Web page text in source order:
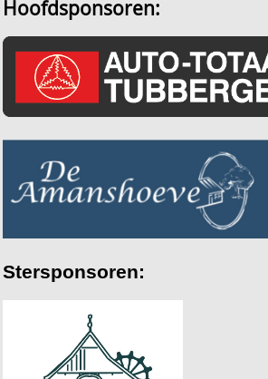
Hoofdsponsoren:
Stersponsoren: